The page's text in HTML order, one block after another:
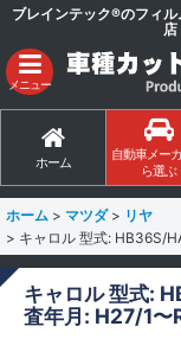
ブレインテック®のフィ
メニュー
ホーム
自動車メー
ら選ぶ
ホーム > マツダ > リヤ
> キャロル 型式: HB36S/
キャロル 型式:
査年月: H27/1〜